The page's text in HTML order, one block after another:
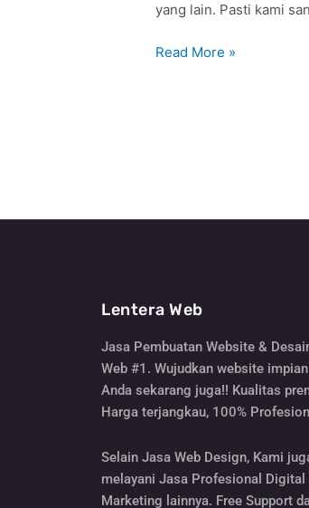
yang lain. Pasti kami
Read More »
Lentera Web
Jasa Pembuatan Website &
Web #1. Wujudkan website impian
Anda sekarang juga!! Kualitas
Harga terjangkau, 100%
Selain Jasa Web Design, Kami
melayani Jasa Profesional Digital
Marketing lainnya. Free Support